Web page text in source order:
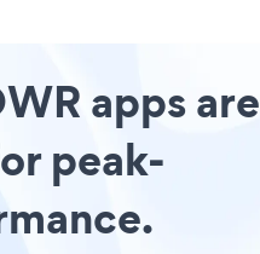
apps are
peak-